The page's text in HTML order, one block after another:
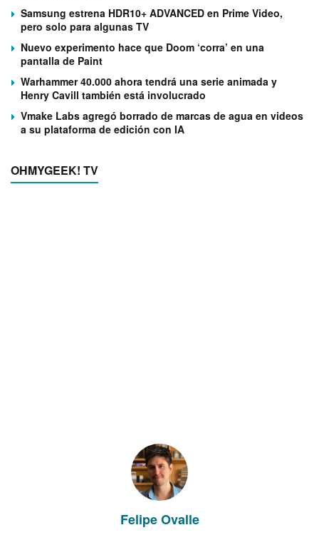
Samsung estrena HDR10+ ADVANCED en Prime Video,
pero solo para algunas TV
Nuevo experimento hace que Doom ‘corra’ en una
pantalla de Paint
Warhammer 40.000 ahora tendrá una serie animada y
Henry Cavill también está involucrado
Vmake Labs agregó borrado de marcas de agua en videos
a su plataforma de edición con IA
OHMYGEEK! TV
Felipe Ovalle